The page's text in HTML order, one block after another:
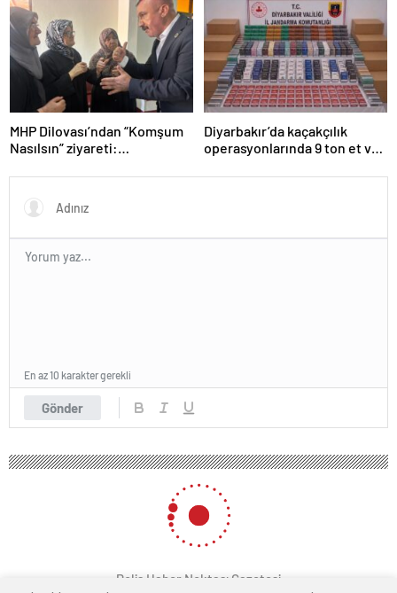
cezalar kesildi
MHP Dilovası’ndan “Komşum
Nasılsın” ziyareti:
insan var”
Diyarbakır’da kaçakçılık
operasyonlarında 9 ton et ve
geçirildi
Gönder
En az 10 karakter gerekli
Polis Haber Noktası Gazetesi